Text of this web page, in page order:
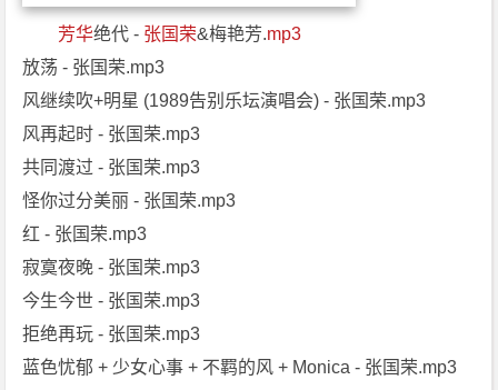
芳华绝代 - 张国荣&梅艳芳.mp3
放荡 - 张国荣.mp3
风继续吹+明星 (1989告别乐坛演唱会) - 张国荣.mp3
风再起时 - 张国荣.mp3
共同渡过 - 张国荣.mp3
怪你过分美丽 - 张国荣.mp3
红 - 张国荣.mp3
寂寞夜晚 - 张国荣.mp3
今生今世 - 张国荣.mp3
拒绝再玩 - 张国荣.mp3
蓝色忧郁 + 少女心事 + 不羁的风 + Monica - 张国荣.mp3